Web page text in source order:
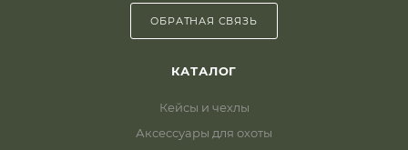
ОБРАТНАЯ СВЯЗЬ
КАТАЛОГ
Кейсы и чехлы
Аксессуары для охоты